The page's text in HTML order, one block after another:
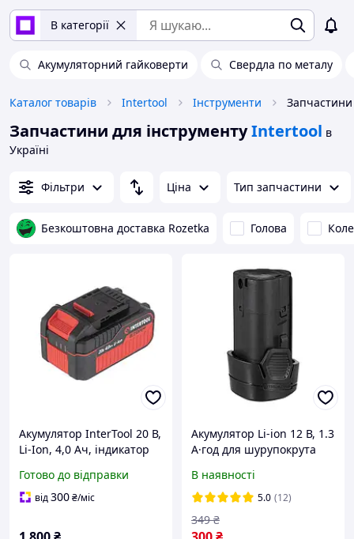
В категорії
Акумуляторний гайковерти Свердла по металу
Каталог товарів Intertool Інструменти
Запчастини для інструментуIntertool в
Україні
Фільтри Ціна Тип запчастини
Безкоштовна доставка Rozetka Голова
Акумулятор InterTool 20 В,
Li-Ion, 4,0 Ач, індикатор
Готово до відправки
від300₴/міс
Акумулятор Li-ion 12 В, 1.3
А·год для шурупокрута
INTERTOOL DT-0311
В наявності
5.0 (12)
349 ₴